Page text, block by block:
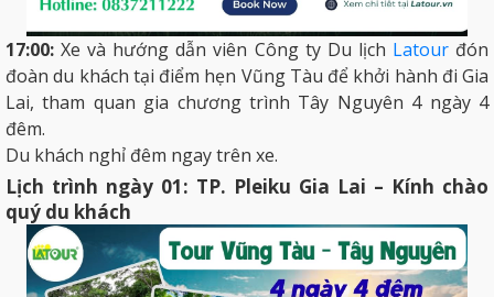
17:00: Xe và hướng dẫn viên Công ty Du lịch Latourđón
đoàn du khách tại điểm hẹn Vũng Tàu để khởi hành đi Gia
Lai, tham quan gia chương trình Tây Nguyên 4 ngày 4
đêm.
Du khách nghỉ đêm ngay trên xe.
Lịch trình ngày 01: TP. Pleiku Gia Lai – Kính chào
quý du khách